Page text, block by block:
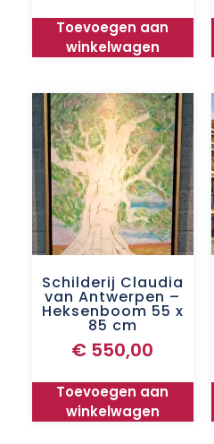
Toevoegen aan
winkelwagen
Schilderij Claudia
van Antwerpen –
Heksenboom 55 x
85 cm
€ 550,00
Toevoegen aan
winkelwagen